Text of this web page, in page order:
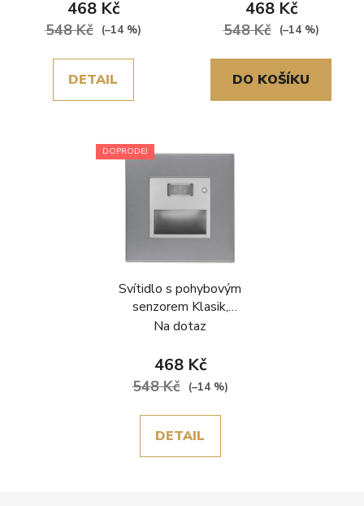
468 Kč
548 Kč (–14 %)
DETAIL
468 Kč
548 Kč (–14 %)
DO KOŠÍKU
DOPRODEJ
Svítidlo s pohybovým
senzorem Klasik,
plastový rámeček, šedá
Na dotaz
468 Kč
548 Kč (–14 %)
DETAIL